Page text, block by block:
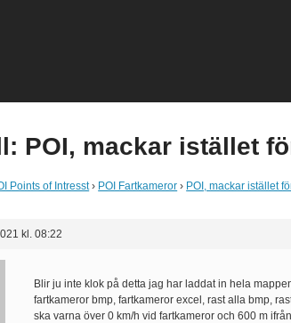
POI, mackar istället
Points of Intresst › POI Fartkameror › POI, mackar istället
kl. 08:22
Blir ju inte klok på detta jag har laddat in hela
fartkameror bmp, fartkameror excel, rast alla bmp,
ska varna över 0 km/h vid fartkameror och 600 m